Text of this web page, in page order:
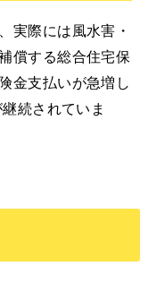
実際には風水害・
償する総合住宅保
金支払いが急増し
続されていま